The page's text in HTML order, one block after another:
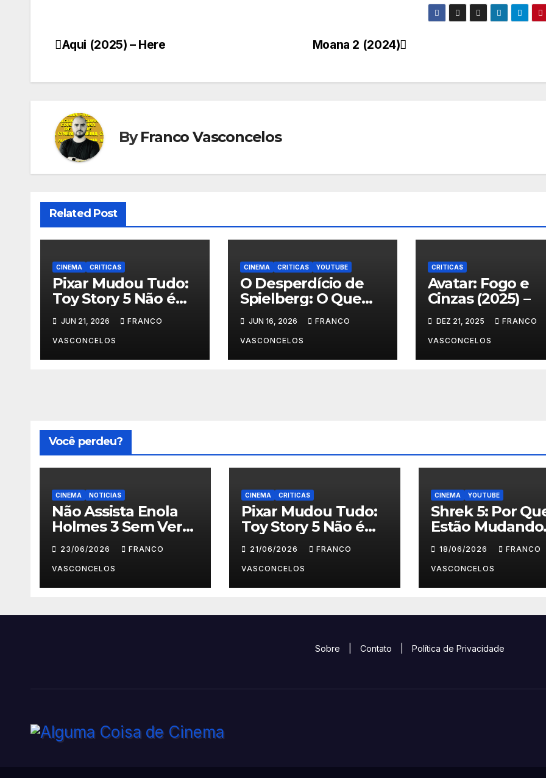
Navegação
Moana 2 (2024)
Aqui (2025) – Here
ByFranco Vasconcelos
Related Post
CINEMA CRITICAS
Pixar Mudou Tudo:
Toy Story 5 Não é
JUN 21, 2026 FRANCO
VASCONCELOS
CINEMA CRITICAS YOUTUBE
O Desperdício de
Spielberg: O Que
D?JUN 16, 2026 FRANCO
VASCONCELOS
CRITICAS
Avatar: Fogo e
Cinzas (2025) –
DEZ 21, 2025 FRANCO
VASCONCELOS
Você perdeu?
CINEMA NOTICIAS
Não Assista Enola
Holmes 3 Sem Ver
Isso Primeiro!
23/06/2026 FRANCO
VASCONCELOS
CINEMA CRITICAS
Pixar Mudou Tudo:
Toy Story 5 Não é
Para Crianças
21/06/2026 FRANCO
VASCONCELOS
CINEMA YOUTUBE
Shrek 5: Por
Estão Mudando
Tudo?
18/06/2026 FRANCO
VASCONCELOS
Sobre Contato Política de Privacidade